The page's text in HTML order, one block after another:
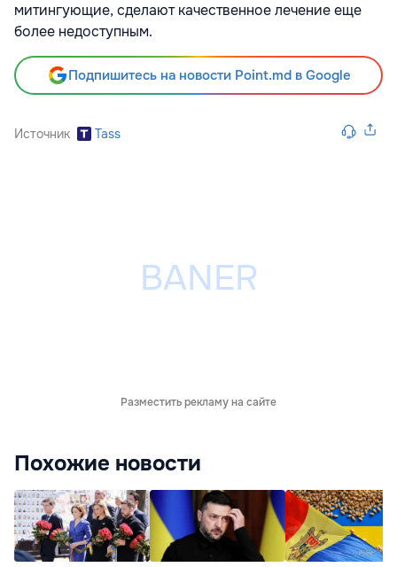
митингующие, сделают качественное лечение еще
более недоступным.
Подпишитесь на новости Point.md в Google
Источник Tass
Разместить рекламу на сайте
Похожие новости